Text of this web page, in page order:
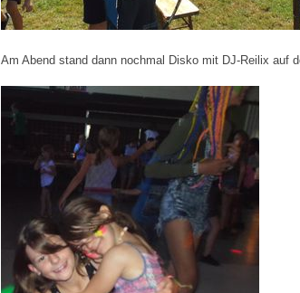
Am Abend stand dann nochmal Disko mit DJ-Reilix auf